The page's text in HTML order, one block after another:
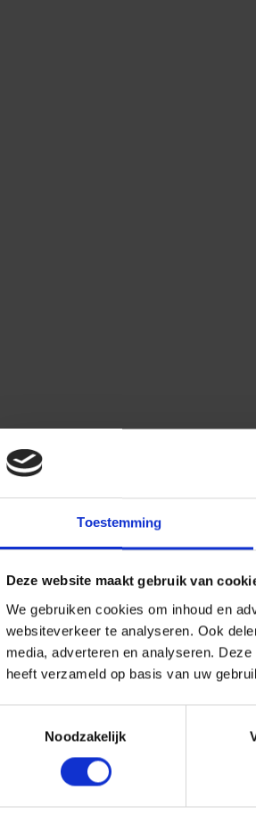
Toestemming
Deze website maakt gebruik van
We gebruiken cookies om inhoud en
websiteverkeer te analyseren. Ook
media, adverteren en analyseren. Deze
heeft verzameld op basis van uw
Noodzakelijk